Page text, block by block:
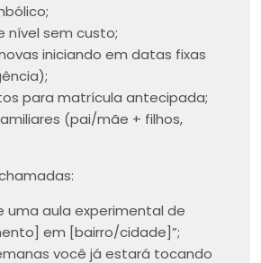
nível sem custo;
iniciando em datas fixas
para matrícula antecipada;
(pai/mãe + filhos,
uma aula experimental de
em [bairro/cidade]”;
você já estará tocando